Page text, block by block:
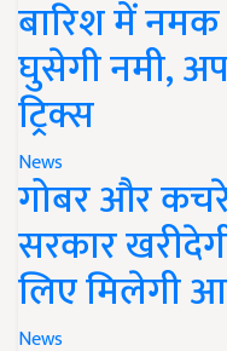
बारिश में
घुसेगी नमी,
ट्रिक्स
News
गोबर और
सरकार
लिए मिलेगी
News